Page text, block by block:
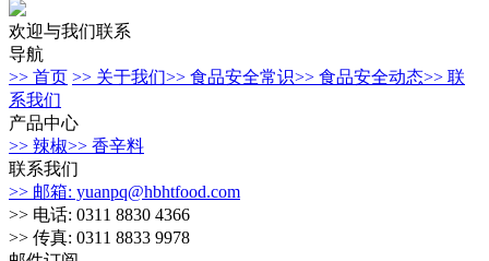
欢迎与我们联系
导航
>> 首页 >> 关于我们>> 食品安全常识>> 食品安全动态>> 联
系我们
产品中心
>> 辣椒>> 香辛料
联系我们
>> 邮箱: yuanpq@hbhtfood.com
>> 电话: 0311 8830 4366
>> 传真: 0311 8833 9978